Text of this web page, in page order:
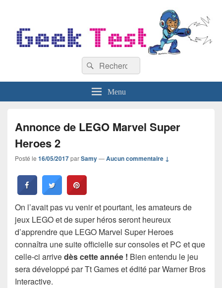
Recherche :
Rechercher
Menu
Annonce de LEGO Marvel Super
Heroes 2
Posté le 16/05/2017parSamy—Aucun commentaire ↓
On l’avait pas vu venir et pourtant, les amateurs de
jeux LEGO et de super héros seront heureux
d’apprendre que LEGO Marvel Super Heroes
connaîtra une suite officielle sur consoles et PC et que
celle-ci arrivedès cette année ! Bien entendu le jeu
sera développé par Tt Games et édité par Warner Bros
Interactive.